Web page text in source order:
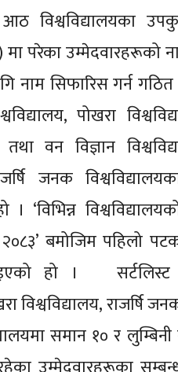
आठ विश्वविद्यालयका
मा परेका उम्मेदवारहरूको
नाम सिफारिस गर्न
पोखरा
वन विज्ञान
जनक
। ‘विभिन्न
बमोजिम पहिलो
हो । सर्टलिस्ट
विश्वविद्यालय, राजर्षि
समान १० र